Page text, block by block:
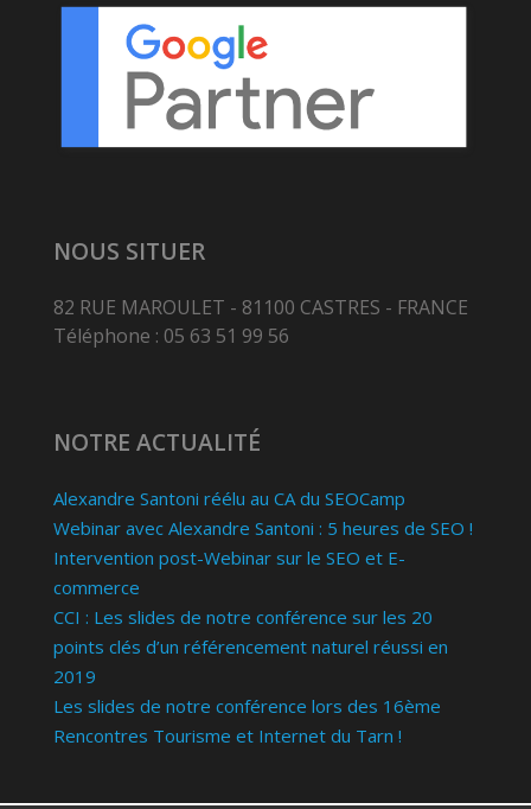
NOUS SITUER
82 RUE MAROULET - 81100 CASTRES - FRANCE
Téléphone : 05 63 51 99 56
NOTRE ACTUALITÉ
Alexandre Santoni réélu au CA du SEOCamp
Webinar avec Alexandre Santoni : 5 heures de SEO !
Intervention post-Webinar sur le SEO et E-
commerce
CCI : Les slides de notre conférence sur les 20
points clés d’un référencement naturel réussi en
2019
Les slides de notre conférence lors des 16ème
Rencontres Tourisme et Internet du Tarn !